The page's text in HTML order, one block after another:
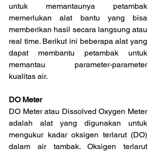
untuk memantaunya petambak
memerlukan alat bantu yang bisa
memberikan hasil secara langsung atau
real time. Berikut ini beberapa alat yang
dapat membantu petambak untuk
memantau parameter-parameter
kualitas air.
DO Meter
DO Meter atau Dissolved Oxygen Meter
adalah alat yang digunakan untuk
mengukur kadar oksigen terlarut (DO)
dalam air tambak. Oksigen terlarut